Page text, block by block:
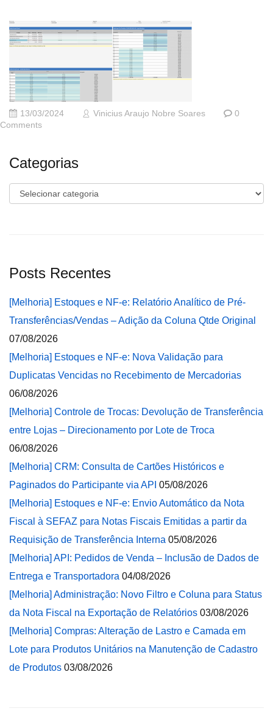
13/03/2024 Vinicius Araujo Nobre Soares
0
Comments
Categorias
Categorias
Posts Recentes
[Melhoria] Estoques e NF-e: Relatório Analítico de Pré-
Transferências/Vendas – Adição da Coluna Qtde Original
07/08/2026
[Melhoria] Estoques e NF-e: Nova Validação para
Duplicatas Vencidas no Recebimento de Mercadorias
06/08/2026
[Melhoria] Controle de Trocas: Devolução de Transferência
entre Lojas – Direcionamento por Lote de Troca
06/08/2026
[Melhoria] CRM: Consulta de Cartões Históricos e
Paginados do Participante via API 05/08/2026
[Melhoria] Estoques e NF-e: Envio Automático da Nota
Fiscal à SEFAZ para Notas Fiscais Emitidas a partir da
Requisição de Transferência Interna 05/08/2026
[Melhoria] API: Pedidos de Venda – Inclusão de Dados de
Entrega e Transportadora 04/08/2026
[Melhoria] Administração: Novo Filtro e Coluna para Status
da Nota Fiscal na Exportação de Relatórios 03/08/2026
[Melhoria] Compras: Alteração de Lastro e Camada em
Lote para Produtos Unitários na Manutenção de Cadastro
de Produtos 03/08/2026